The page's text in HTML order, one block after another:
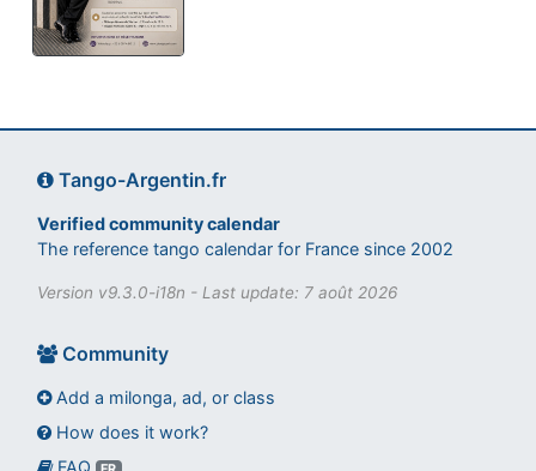
Tango-Argentin.fr
Verified community calendar
The reference tango calendar for France since 2002
Version v9.3.0-i18n - Last update: 7 août 2026
Community
Add a milonga, ad, or class
How does it work?
FAQ